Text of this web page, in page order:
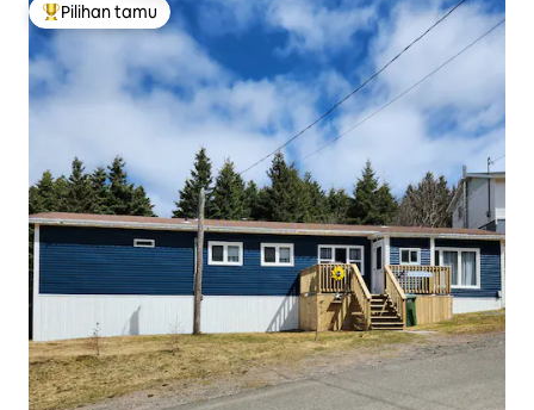
Pilihan tamu terpopuler
Pilihan tamu